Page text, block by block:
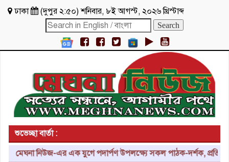
ঢাকা (দুপুর ২:৫০)শনিবার, ৮ই আগস্ট, ২০২৬ খ্রিস্টাব্দ
শুভেচ্ছা বার্তা :
মেঘনা নিউজ-এর এক যুগে পদার্পণ উপলক্ষ্যে সকল পাঠক-দর্শক,